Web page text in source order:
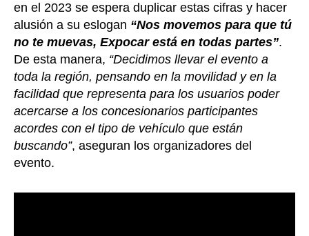
en el 2023 se espera duplicar estas cifras y hacer
alusión a su eslogan “Nos movemos para que tú
no te muevas, Expocar está en todas partes”.
De esta manera, “Decidimos llevar el evento a
toda la región, pensando en la movilidad y en la
facilidad que representa para los usuarios poder
acercarse a los concesionarios participantes
acordes con el tipo de vehículo que están
buscando”, aseguran los organizadores del
evento.